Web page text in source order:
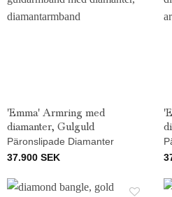
'Emma' Armring med
diamanter, Gulguld
Päronslipade Diamanter
37.900 SEK